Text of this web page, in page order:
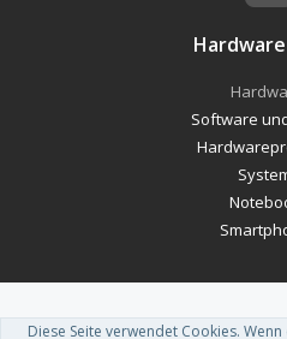
Software
Diese Seite verwendet Cookies.